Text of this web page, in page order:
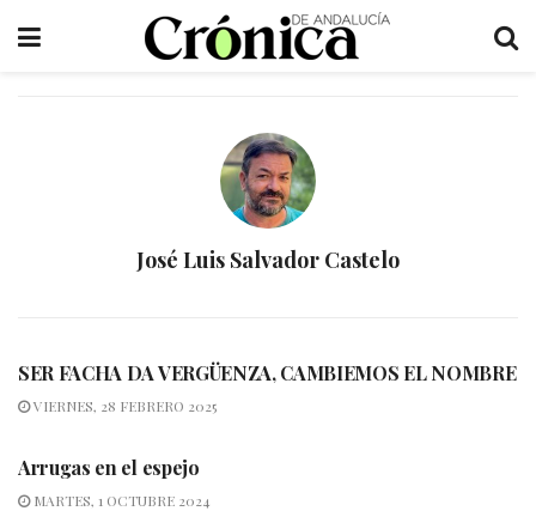
José Luis Salvador Castelo
SER FACHA DA VERGÜENZA, CAMBIEMOS EL NOMBRE
VIERNES, 28 FEBRERO 2025
Arrugas en el espejo
MARTES, 1 OCTUBRE 2024